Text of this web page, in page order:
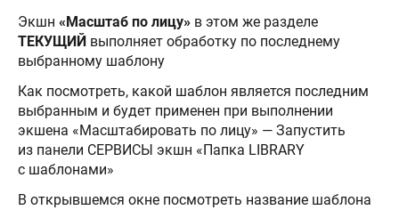
Экшн «Масштаб по лицу» в этом же разделе
ТЕКУЩИЙ выполняет обработку по последнему
выбранному шаблону
Как посмотреть, какой шаблон является последним
выбранным и будет применен при выполнении
экшена «Масштабировать по лицу» — Запустить
из панели СЕРВИСЫ экшн «Папка LIBRARY
с шаблонами»
В открывшемся окне посмотреть название шаблона